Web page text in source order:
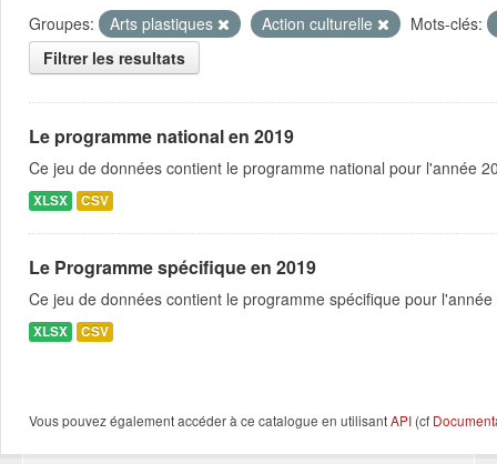
Groupes: Arts plastiques Action culturelle
Mots-clés:
Filtrer les resultats
Le programme national en 2019
Ce jeu de données contient le programme national pour l'année
XLSX CSV
Le Programme spécifique en 2019
Ce jeu de données contient le programme spécifique pour
XLSX CSV
Vous pouvez également accéder à ce catalogue en utilisantAPI (cf